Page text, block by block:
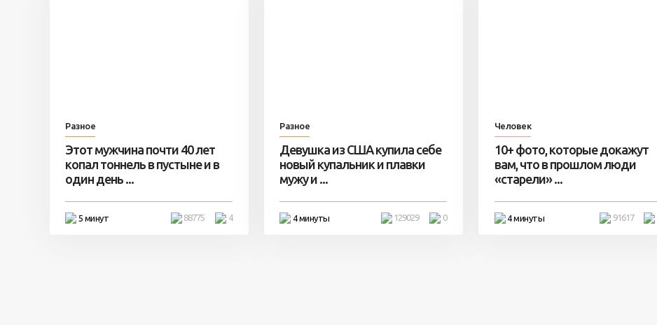
Разное
Этот мужчина почти 40 лет
копал тоннель в пустыне и в
один день ...
5 минут 4
88775
Разное
Девушка из США купила себе
новый купальник и плавки
мужу и ...
4 минуты 0
129029
Человек
10+ фото, которые докажут
вам, что в прошлом люди
«старели» ...
4 минуты 91617